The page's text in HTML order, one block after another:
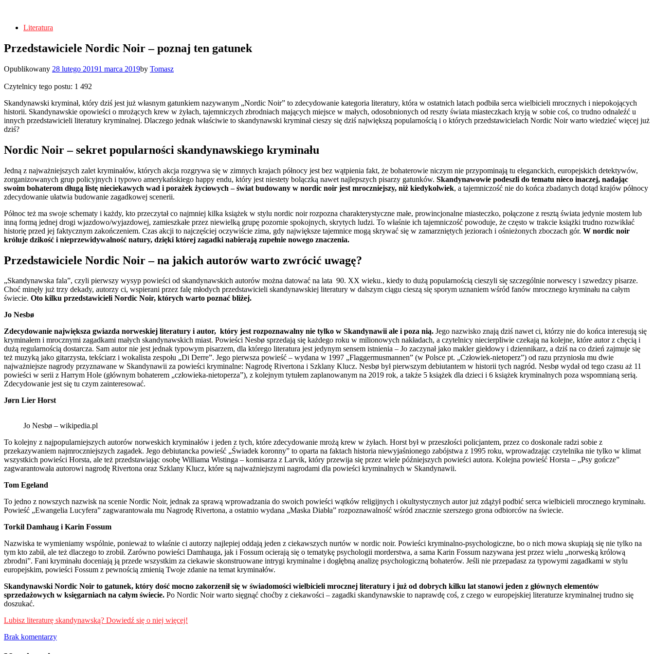
Literatura
Przedstawiciele Nordic Noir – poznaj ten gatunek
Opublikowany 28 lutego 20191 marca 2019by Tomasz
Czytelnicy tego postu: 1 492
Skandynawski kryminał, który dziś jest już własnym gatunkiem nazywanym „Nordic Noir” to zdecydowanie kategoria literatury, która w ostatnich latach podbiła serca wielbicieli mrocznych i niepokojących
historii. Skandynawskie opowieści o mrożących krew w żyłach, tajemniczych zbrodniach mających miejsce w małych, odosobnionych od reszty świata miasteczkach kryją w sobie coś, co trudno odnaleźć u
innych przedstawicieli literatury kryminalnej. Dlaczego jednak właściwie to skandynawski kryminał cieszy się dziś największą popularnością i o których przedstawicielach Nordic Noir warto wiedzieć więcej już
dziś?
Nordic Noir – sekret popularności skandynawskiego kryminału
Jedną z najważniejszych zalet kryminałów, których akcja rozgrywa się w zimnych krajach północy jest bez wątpienia fakt, że bohaterowie niczym nie przypominają tu eleganckich, europejskich detektywów,
zorganizowanych grup policyjnych i typowo amerykańskiego happy endu, który jest niestety bolączką nawet najlepszych pisarzy gatunków. Skandynawowie podeszli do tematu nieco inaczej, nadając
swoim bohaterom długą listę nieciekawych wad i porażek życiowych – świat budowany w nordic noir jest mroczniejszy, niż kiedykolwiek, a tajemniczość nie do końca zbadanych dotąd krajów północy
zdecydowanie ułatwia budowanie zagadkowej scenerii.
Północ też ma swoje schematy i każdy, kto przeczytał co najmniej kilka książek w stylu nordic noir rozpozna charakterystyczne małe, prowincjonalne miasteczko, połączone z resztą świata jedynie mostem lub
inną formą jednej drogi wjazdowo/wyjazdowej, zamieszkałe przez niewielką grupę pozornie spokojnych, skrytych ludzi. To właśnie ich tajemniczość powoduje, że często w trakcie książki trudno rozwikłać
historię przed jej faktycznym zakończeniem. Czas akcji to najczęściej oczywiście zima, gdy największe tajemnice mogą skrywać się w zamarzniętych jeziorach i ośnieżonych zboczach gór. W nordic noir
króluje dzikość i nieprzewidywalność natury, dzięki której zagadki nabierają zupełnie nowego znaczenia.
Przedstawiciele Nordic Noir – na jakich autorów warto zwrócić uwagę?
„Skandynawska fala”, czyli pierwszy wysyp powieści od skandynawskich autorów można datować na lata 90. XX wieku., kiedy to dużą popularnością cieszyli się szczególnie norwescy i szwedzcy pisarze.
Choć minęły już trzy dekady, autorzy ci, wspierani przez falę młodych przedstawicieli skandynawskiej literatury w dalszym ciągu cieszą się sporym uznaniem wśród fanów mrocznego kryminału na całym
świecie. Oto kilku przedstawicieli Nordic Noir, których warto poznać bliżej.
Jo Nesbø
Zdecydowanie największa gwiazda norweskiej literatury i autor, który jest rozpoznawalny nie tylko w Skandynawii ale i poza nią. Jego nazwisko znają dziś nawet ci, którzy nie do końca interesują się
kryminałem i mrocznymi zagadkami małych skandynawskich miast. Powieści Nesbø sprzedają się każdego roku w milionowych nakładach, a czytelnicy niecierpliwie czekają na kolejne, które autor z chęcią i
dużą regularnością dostarcza. Sam autor nie jest jednak typowym pisarzem, dla którego literatura jest jedynym sensem istnienia – Jo zaczynał jako makler giełdowy i dziennikarz, a dziś na co dzień zajmuje się
też muzyką jako gitarzysta, tekściarz i wokalista zespołu „Di Derre”. Jego pierwsza powieść – wydana w 1997 „Flaggermusmannen” (w Polsce pt. „Człowiek-nietoperz”) od razu przyniosła mu dwie
najważniejsze nagrody przyznawane w Skandynawii za powieści kryminalne: Nagrodę Rivertona i Szklany Klucz. Nesbø był pierwszym debiutantem w historii tych nagród. Nesbø wydał od tego czasu aż 11
powieści w serii z Harrym Hole (głównym bohaterem „człowieka-nietoperza”), z kolejnym tytułem zaplanowanym na 2019 rok, a także 5 książek dla dzieci i 6 książek kryminalnych poza wspomnianą serią.
Zdecydowanie jest się tu czym zainteresować.
Jørn Lier Horst
Jo Nesbø – wikipedia.pl
To kolejny z najpopularniejszych autorów norweskich kryminałów i jeden z tych, które zdecydowanie mrożą krew w żyłach. Horst był w przeszłości policjantem, przez co doskonale radzi sobie z
przekazywaniem najmroczniejszych zagadek. Jego debiutancka powieść „Świadek koronny” to oparta na faktach historia niewyjaśnionego zabójstwa z 1995 roku, wprowadzając czytelnika nie tylko w klimat
wszystkich powieści Horsta, ale też przedstawiając osobę Williama Wistinga – komisarza z Larvik, który przewija się przez wiele późniejszych powieści autora. Kolejna powieść Horsta – „Psy gończe”
zagwarantowała autorowi nagrodę Rivertona oraz Szklany Klucz, które są najważniejszymi nagrodami dla powieści kryminalnych w Skandynawii.
Tom Egeland
To jedno z nowszych nazwisk na scenie Nordic Noir, jednak za sprawą wprowadzania do swoich powieści wątków religijnych i okultystycznych autor już zdążył podbić serca wielbicieli mrocznego kryminału.
Powieść „Ewangelia Lucyfera” zagwarantowała mu Nagrodę Rivertona, a ostatnio wydana „Maska Diabła” rozpoznawalność wśród znacznie szerszego grona odbiorców na świecie.
Torkil Damhaug i Karin Fossum
Nazwiska te wymieniamy wspólnie, ponieważ to właśnie ci autorzy najlepiej oddają jeden z ciekawszych nurtów w nordic noir. Powieści kryminalno-psychologiczne, bo o nich mowa skupiają się nie tylko na
tym kto zabił, ale też dlaczego to zrobił. Zarówno powieści Damhauga, jak i Fossum ocierają się o tematykę psychologii morderstwa, a sama Karin Fossum nazywana jest przez wielu „norweską królową
zbrodni”. Fani kryminału doceniają ją przede wszystkim za ciekawie skonstruowane intrygi kryminalne i dogłębną analizę psychologiczną bohaterów. Jeśli nie przepadasz za typowymi zagadkami w stylu
europejskim, powieści Fossum z pewnością zmienią Twoje zdanie na temat kryminałów.
Skandynawski Nordic Noir to gatunek, który dość mocno zakorzenił się w świadomości wielbicieli mrocznej literatury i już od dobrych kilku lat stanowi jeden z głównych elementów
sprzedażowych w księgarniach na całym świecie. Po Nordic Noir warto sięgnąć choćby z ciekawości – zagadki skandynawskie to naprawdę coś, z czego w europejskiej literaturze kryminalnej trudno się
doszukać.
Lubisz literaturę skandynawską? Dowiedź się o niej więcej!
Brak komentarzy